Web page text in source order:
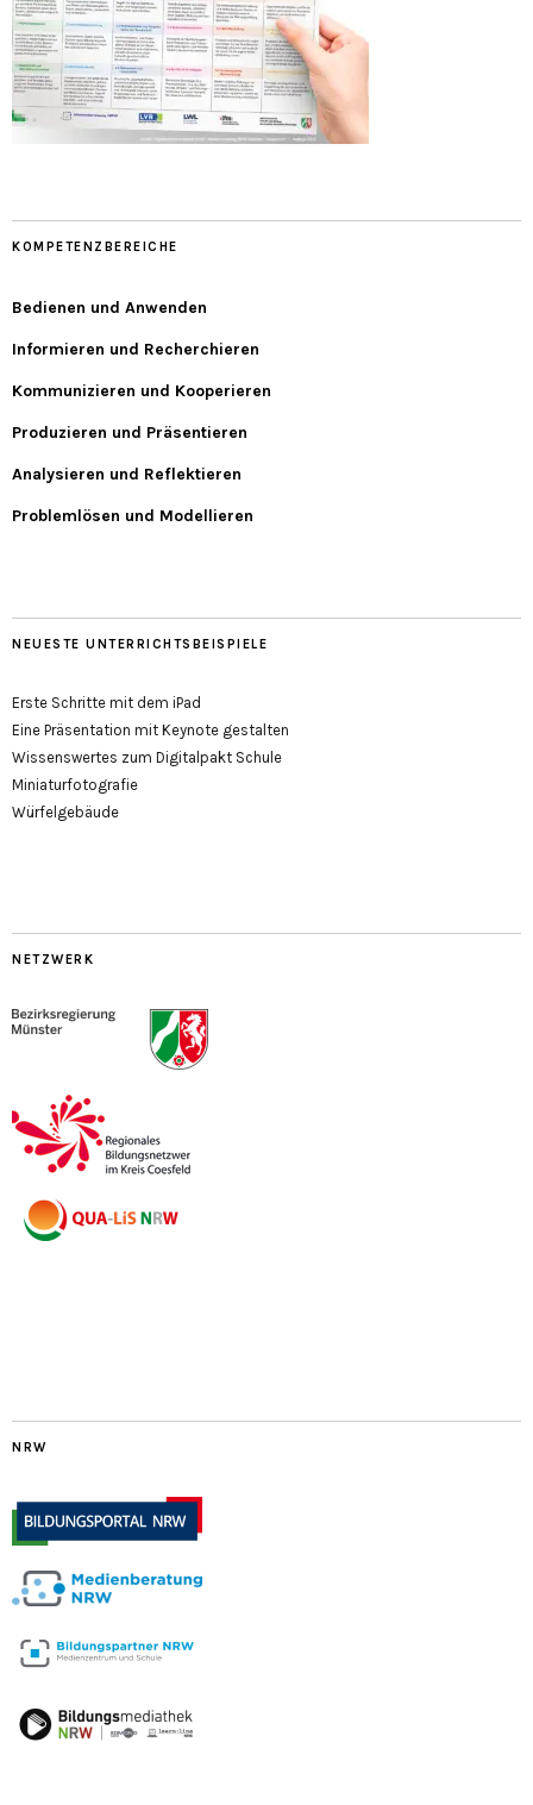
KOMPETENZBEREICHE
Bedienen und Anwenden
Informieren und Recherchieren
Kommunizieren und Kooperieren
Produzieren und Präsentieren
Analysieren und Reflektieren
Problemlösen und Modellieren
NEUESTE UNTERRICHTSBEISPIELE
Erste Schritte mit dem iPad
Eine Präsentation mit Keynote gestalten
Wissenswertes zum Digitalpakt Schule
Miniaturfotografie
Würfelgebäude
NETZWERK
NRW